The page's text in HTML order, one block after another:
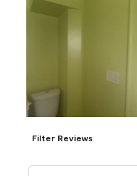
Filter Reviews